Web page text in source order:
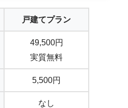
戸建てプラン
49,500円
実質無料
5,500円
なし